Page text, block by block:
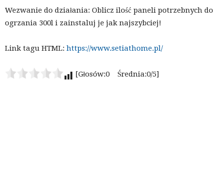
Wezwanie do działania: Oblicz ilość paneli potrzebnych do
ogrzania 300l i zainstaluj je jak najszybciej!
Link tagu HTML: https://www.setiathome.pl/
[Głosów:0 Średnia:0/5]